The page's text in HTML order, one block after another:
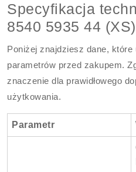
Specyfikacja
8540 5935 44 (XS)
Poniżej znajdziesz dane, które
parametrów przed zakupem.
znaczenie dla prawidłowego
użytkowania.
Parametr